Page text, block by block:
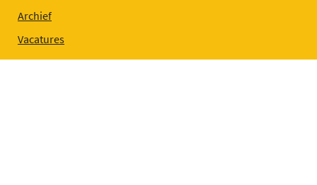
Archief
Vacatures